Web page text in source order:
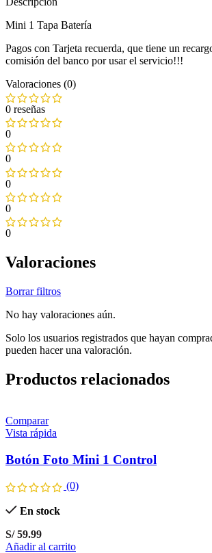
Mini 1 Tapa Batería
Pagos con Tarjeta recuerda, que tiene un
comisión del banco por usar el servicio!!!
Valoraciones (0)
0 reseñas
0
0
0
0
0
Valoraciones
Borrar filtros
No hay valoraciones aún.
Solo los usuarios registrados que hayan
pueden hacer una valoración.
Productos relacionados
Comparar
Vista rápida
Botón Foto Mini 1 Control
(0)
En stock
S/59.99
Añadir al carrito